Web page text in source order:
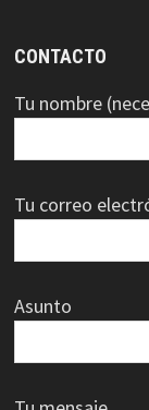
CONTACTO
Tu nombre
Tu correo
Asunto